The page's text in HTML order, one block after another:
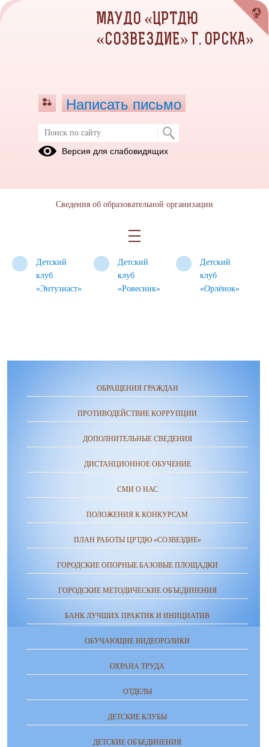
Детские клубы
клуб
«Автомобилист»
Детский
клуб
«Энтузиаст»
Детский
клуб
«Ровесник»
Детский
клуб
«Орлёнок»
ОБРАЩЕНИЯ ГРАЖДАН
ПРОТИВОДЕЙСТВИЕ КОРРУПЦИИ
ДОПОЛНИТЕЛЬНЫЕ СВЕДЕНИЯ
ДИСТАНЦИОННОЕ ОБУЧЕНИЕ
СМИ О НАС
ПОЛОЖЕНИЯ К КОНКУРСАМ
ПЛАН РАБОТЫ ЦРТДЮ «СОЗВЕЗДИЕ»
ГОРОДСКИЕ ОПОРНЫЕ БАЗОВЫЕ ПЛОЩАДКИ
ГОРОДСКИЕ МЕТОДИЧЕСКИЕ ОБЪЕДИНЕНИЯ
БАНК ЛУЧШИХ ПРАКТИК И ИНИЦИАТИВ
ОБУЧАЮЩИЕ ВИДЕОРОЛИКИ
ОХРАНА ТРУДА
ОТДЕЛЫ
ДЕТСКИЕ КЛУБЫ
ДЕТСКИЕ ОБЪЕДИНЕНИЯ
МАУДО «ЦРТДЮ
«СОЗВЕЗДИЕ» Г. ОРСКА»
Написать письмо
Версия для слабовидящих
Сведения об образовательной организации